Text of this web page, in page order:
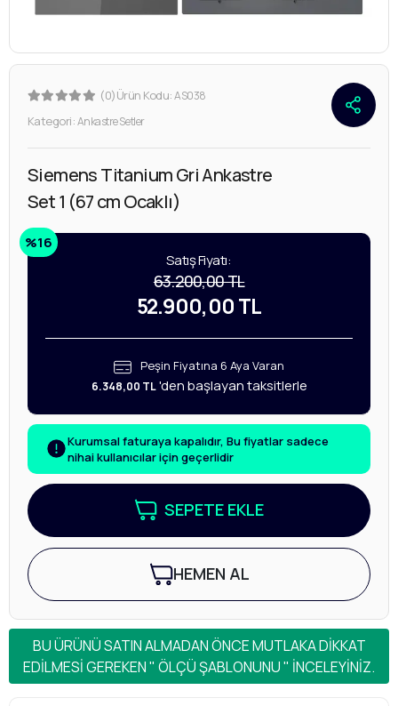
(0)Ürün Kodu:AS038
Kategori:Ankastre Setler
Siemens Titanium Gri Ankastre
Set 1 (67 cm Ocaklı)
%16
Satış Fiyatı:
63.200,00 TL
52.900,00 TL
Peşin Fiyatına 6 Aya Varan
6.348,00 TL'den başlayan taksitlerle
Kurumsal faturaya kapalıdır, Bu fiyatlar sadece
nihai kullanıcılar için geçerlidir
SEPETE EKLE
HEMEN AL
BU ÜRÜNÜ SATIN ALMADAN ÖNCE MUTLAKA DİKKAT
EDİLMESİ GEREKEN " ÖLÇÜ ŞABLONUNU " İNCELEYİNİZ.